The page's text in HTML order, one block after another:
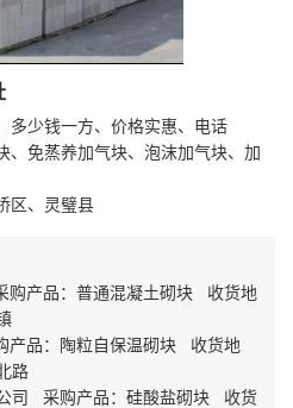
多少钱一方、价格实惠、电话
、免蒸养加气块、泡沫加气块、加
区、灵璧县
购产品：普通混凝土砌块 收货地
产品：陶粒自保温砌块 收货地
路
司 采购产品：硅酸盐砌块 收货